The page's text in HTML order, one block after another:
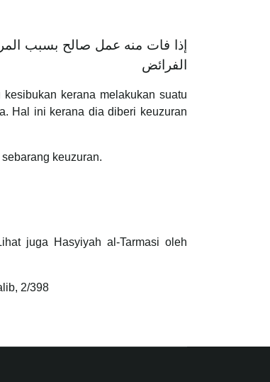
إذا فات منه عمل صالح بسبب
الفرائض
kerana melakukan suatu
Hal ini kerana dia diberi keuzuran
keuzuran.
juga Hasyiyah al-Tarmasi oleh
2/398